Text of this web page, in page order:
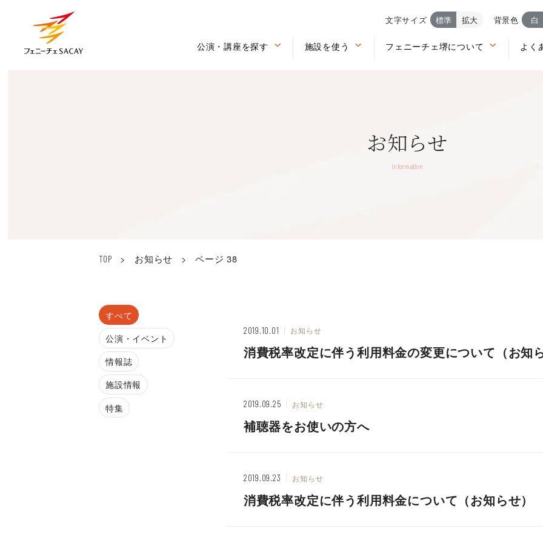
文字サイズ 標準 拡大 背景色 白
公演・講座を探す 施設を使う フェニーチェ堺について よく
お知らせ
Information
TOP > お知らせ > ページ 38
すべて
公演・イベント
情報誌
施設情報
特集
2019.10.01 お知らせ
消費税率改定に伴う利用料金の変更について（お知
2019.09.25 お知らせ
補聴器をお使いの方へ
2019.09.23 お知らせ
消費税率改定に伴う利用料金について（お知らせ）